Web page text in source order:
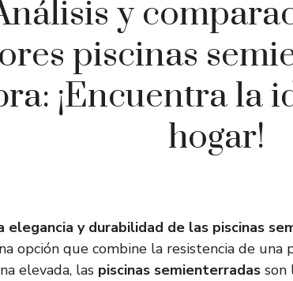
y
piscinas
¡Encuentra la
hogar!
elegancia y durabilidad de las piscinas
opción que combine la resistencia de una
elevada, las piscinas semienterradas son